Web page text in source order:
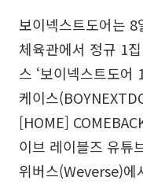
보이넥스트도어는
체육관에서 정규 1
스 ‘보이넥스트도
케이스
[HOME]
이브 레이블즈 유튜
위버스(Weverse)에